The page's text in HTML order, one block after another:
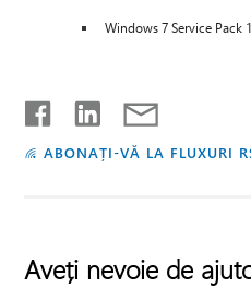
Windows 7 Service Pack 1
ABONAȚI-VĂ LA FLUXURI
Aveți nevoie de